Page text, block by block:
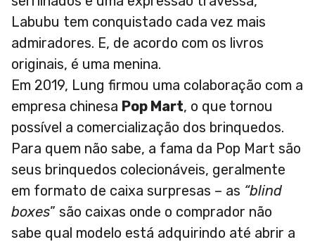
Labubu tem conquistado cada vez mais
admiradores. E, de acordo com os livros
originais, é uma menina.
Em 2019, Lung firmou uma colaboração com a
empresa chinesa Pop Mart, o que tornou
possível a comercialização dos brinquedos.
Para quem não sabe, a fama da Pop Mart são
seus brinquedos colecionáveis, geralmente
em formato de caixa surpresas – as “blind
boxes” são caixas onde o comprador não
sabe qual modelo está adquirindo até abrir a